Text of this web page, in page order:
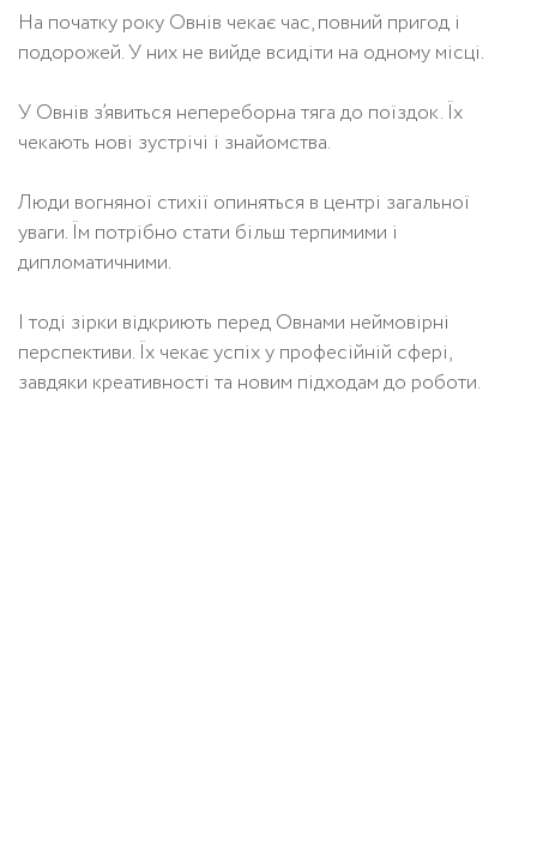
На початку року Овнів чекає час, повний пригод і
подорожей. У них не вийде всидіти на одному місці.
У Овнів з’явиться непереборна тяга до поїздок. Їх
чекають нові зустрічі і знайомства.
Люди вогняної стихії опиняться в центрі загальної
уваги. Їм потрібно стати більш терпимими і
дипломатичними.
І тоді зірки відкриють перед Овнами неймовірні
перспективи. Їх чекає успіх у професійній сфері,
завдяки креативності та новим підходам до роботи.